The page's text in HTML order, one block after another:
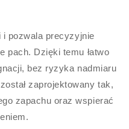
i pozwala precyzyjnie
pach. Dzięki temu łatwo
bez ryzyka nadmiaru
zaprojektowany tak,
zapachu oraz wspierać